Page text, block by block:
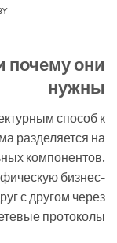
почему они
нужны
способ к
разделяется на
компонентов.
бизнес-
с другом через
протоколы.